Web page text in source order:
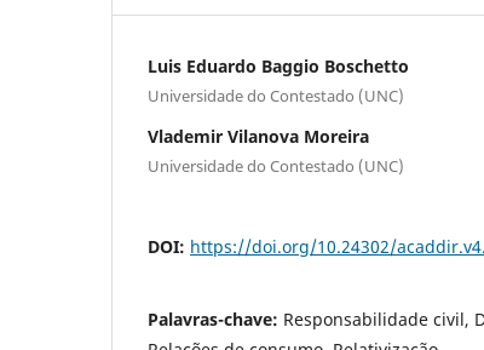
Luis Eduardo Baggio Boschetto
Universidade do Contestado (UNC)
Vlademir Vilanova Moreira
Universidade do Contestado (UNC)
DOI: https://doi.org/10.24302/
Palavras-chave: Responsabilidade civil,